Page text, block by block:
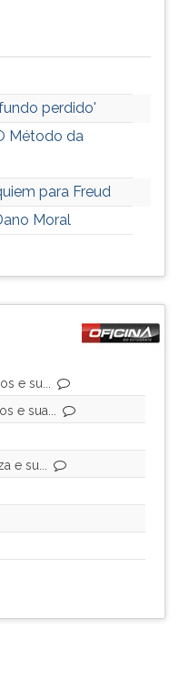
perdido'
Método da
para Freud
Moral
e su...
e sua...
e su...